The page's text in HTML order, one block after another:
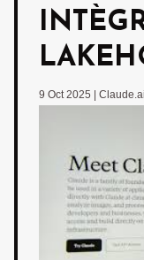
9 Oct 2025 Claude.ai